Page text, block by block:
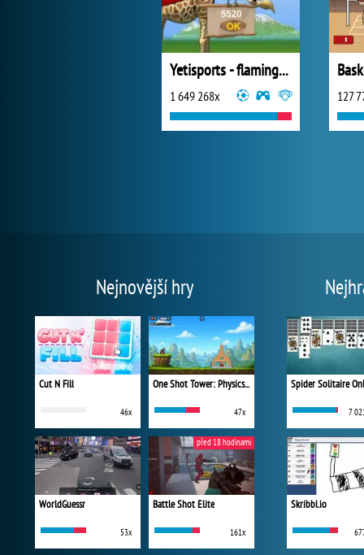
Yetisports - flamingo drive
1 649 268x 127
Nejnovější hry
Cut N Fill
46x
One Shot Tower: Physics Destroyer
47x
WorldGuessr
53x
Battle Shot Elite
161x
před 18 hodinami
Spider Solitaire
7
Skribbl.io